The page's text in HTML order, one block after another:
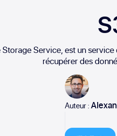
Service, est un
récupérer des
Auteur :